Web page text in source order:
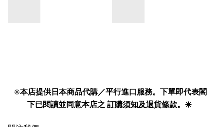
✳️本店提供日本商品代購／平行進口服務。下單即代表閣
下已閱讀並同意本店之 訂購須知及退貨條款。✳️